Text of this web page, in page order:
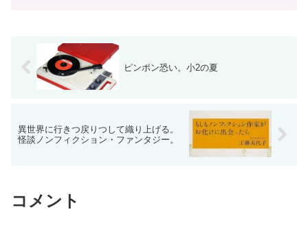
ピンポン恐い。小2の夏
異世界に行きつ戻りつして織り上げる。
怪談ノンフィクション・ファンタジー。
コメント